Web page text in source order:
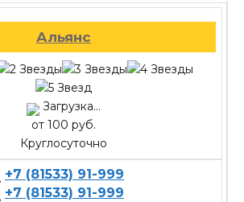
Альянс
Загрузка...
от 100 руб.
Круглосуточно
+7 (81533) 91-999
+7 (81533) 91-999